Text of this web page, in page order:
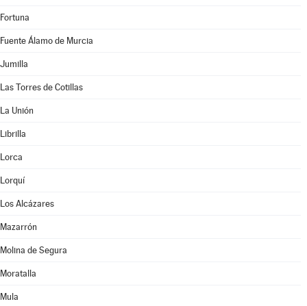
Fortuna
Fuente Álamo de Murcia
Jumilla
Las Torres de Cotillas
La Unión
Librilla
Lorca
Lorquí
Los Alcázares
Mazarrón
Molina de Segura
Moratalla
Mula